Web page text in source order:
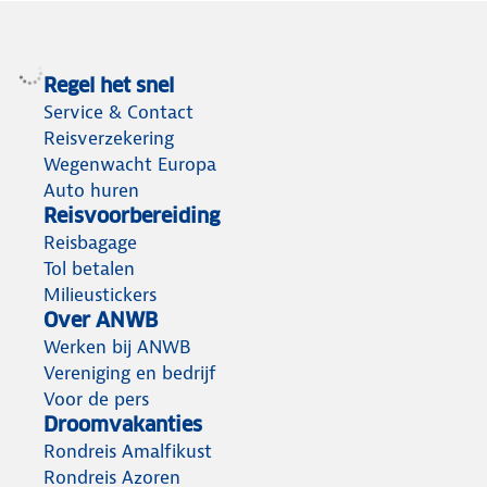
hebt
op
vakantie
Regel het snel
Service & Contact
Reisverzekering
Wegenwacht Europa
Auto huren
Reisvoorbereiding
Reisbagage
Tol betalen
Milieustickers
Over ANWB
Werken bij ANWB
Vereniging en bedrijf
Voor de pers
Droomvakanties
Rondreis Amalfikust
Rondreis Azoren